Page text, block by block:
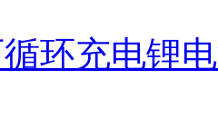
环充电锂